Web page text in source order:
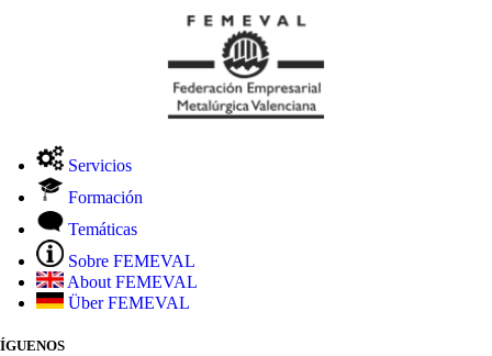
Servicios
Formación
Temáticas
Sobre FEMEVAL
About FEMEVAL
Über FEMEVAL